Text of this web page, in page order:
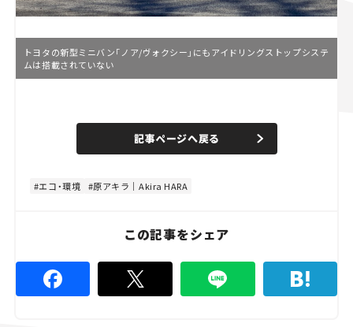
トヨタの新型ミニバン「ノア/ヴォクシー」にもアイドリングストップシステ
ムは搭載されていない
n
e
d
%
記事ページへ戻る
エコ・環境 原アキラ｜Akira HARA
この記事をシェア